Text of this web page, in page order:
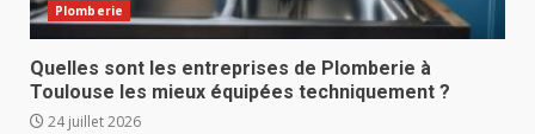
Plomberie
Quelles sont les entreprises de Plomberie à
Toulouse les mieux équipées techniquement ?
24 juillet 2026